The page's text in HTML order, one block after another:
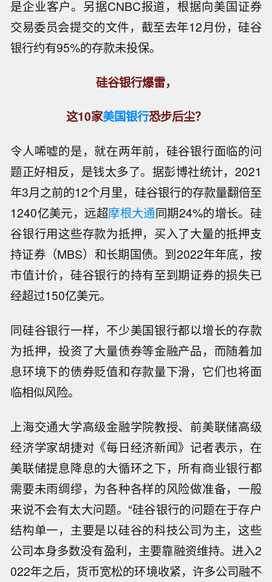
是企业客户。另据CNBC报道，根据向美国证券
交易委员会提交的文件，截至去年12月份，硅谷
银行约有95%的存款未投保。
硅谷银行爆雷，
这10家美国银行恐步后尘？
令人唏嘘的是，就在两年前，硅谷银行面临的问
题正好相反，是钱太多了。据彭博社统计，2021
年3月之前的12个月里，硅谷银行的存款量翻倍至
1240亿美元，远超摩根大通同期24%的增长。硅
谷银行用这些存款为抵押，买入了大量的抵押支
持证券（MBS）和长期国债。到2022年年底，按
市值计价，硅谷银行的持有至到期证券的损失已
经超过150亿美元。
同硅谷银行一样，不少美国银行都以增长的存款
为抵押，投资了大量债券等金融产品，而随着加
息环境下的债券贬值和存款量下滑，它们也将面
临相似风险。
上海交通大学高级金融学院教授、前美联储高级
经济学家胡捷对《每日经济新闻》记者表示，在
美联储提息降息的大循环之下，所有商业银行都
需要未雨绸缪，为各种各样的风险做准备，一般
来说不会有太大问题。“硅谷银行的问题在于存户
结构单一，主要是以硅谷的科技公司为主，这些
公司本身多数没有盈利，主要靠融资维持。进入2
022年之后，货币宽松的环境收紧，许多公司融不